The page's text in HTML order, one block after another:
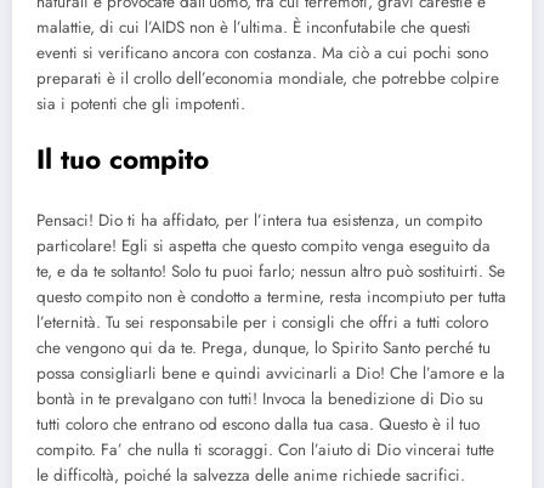
malattie, di cui l’AIDS non è l’ultima. È inconfutabile che questi
eventi si verificano ancora con costanza. Ma ciò a cui pochi sono
preparati è il crollo dell’economia mondiale, che potrebbe colpire
sia i potenti che gli impotenti.
Il tuo compito
Pensaci! Dio ti ha affidato, per l’intera tua esistenza, un compito
particolare! Egli si aspetta che questo compito venga eseguito da
te, e da te soltanto! Solo tu puoi farlo; nessun altro può sostituirti. Se
questo compito non è condotto a termine, resta incompiuto per tutta
l’eternità. Tu sei responsabile per i consigli che offri a tutti coloro
che vengono qui da te. Prega, dunque, lo Spirito Santo perché tu
possa consigliarli bene e quindi avvicinarli a Dio! Che l’amore e la
bontà in te prevalgano con tutti! Invoca la benedizione di Dio su
tutti coloro che entrano od escono dalla tua casa. Questo è il tuo
compito. Fa’ che nulla ti scoraggi. Con l’aiuto di Dio vincerai tutte
le difficoltà, poiché la salvezza delle anime richiede sacrifici.